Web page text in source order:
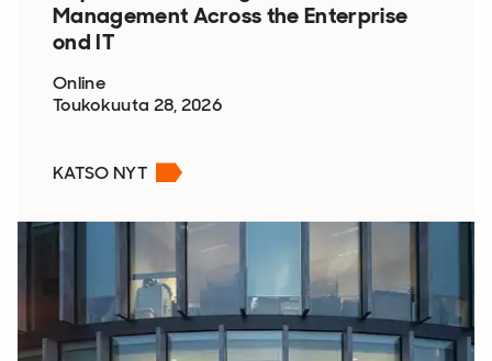
Management Across the Enterprise
ond IT
Online
Toukokuuta 28, 2026
KATSO NYT